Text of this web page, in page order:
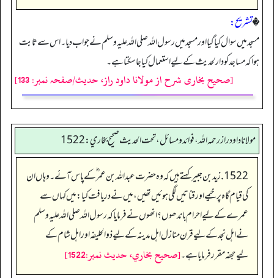
�تشریح:
مسجد میں سوال کیا گیا اور مسجد میں رسول اللہ صلی اللہ علیہ وسلم نے جواب دیا۔ اس سے ثابت
ہوا کہ مساجد کو دارلحدیث کے لیے استعمال کیا جا سکتا ہے۔
[صحیح بخاری شرح از مولانا داود راز، حدیث/صفحہ نمبر: 133]
مولانا داود راز رحمه الله، فوائد و مسائل، تحت الحديث صحيح بخاري: 1522
1522. زید بن جبیر کہتے ہیں کہ وہ حضرت عبد اللہ بن عمر ؓ کے پاس آئے۔ وہاں ان
کی قیام گاہ پر خیمے اور قناتیں لگی ہوئیں تھیں، میں نے دریافت کیا: میں کہاں سے
عمرے کے لیے احرام باندھوں؟انھوں نے فرمایا کہ رسول اللہ صلی اللہ علیہ وسلم
نے اہل نجد کے لیے قرن منازل اہل مدینہ کے لیے ذوالحلیفہ اور اہل شام کے
لیےحجفہ مقرر فرمایا ہے۔[صحيح بخاري، حديث نمبر:1522]